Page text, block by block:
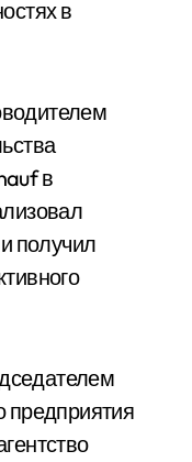
в
в
получил
предприятия